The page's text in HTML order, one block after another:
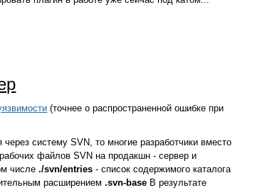
(точнее о распространенной ошибке при
систему SVN, то многие разработчики вместо
файлов SVN на продакшн - сервер и
числе./svn/entries - список содержимого каталога
расширением.svn-base В результате